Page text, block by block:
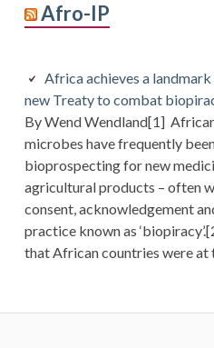
Afro-IP
Africa achieves a
new Treaty to combat
By Wend Wendland[1]
microbes have frequently
bioprospecting for new
agricultural products – often
consent, acknowledgement
practice known as
that African countries were at